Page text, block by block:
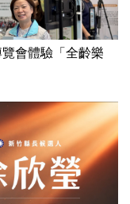
會體驗「全齡樂